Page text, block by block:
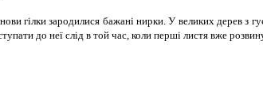
гілки зародилися бажані нирки. У великих дерев з
до неї слід в той час, коли перші листя вже